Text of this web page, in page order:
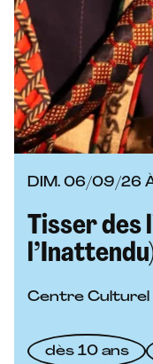
DIM. 06/09/26
Tisser des
l’Inattendu)
Centre Culturel
dès 10 ans